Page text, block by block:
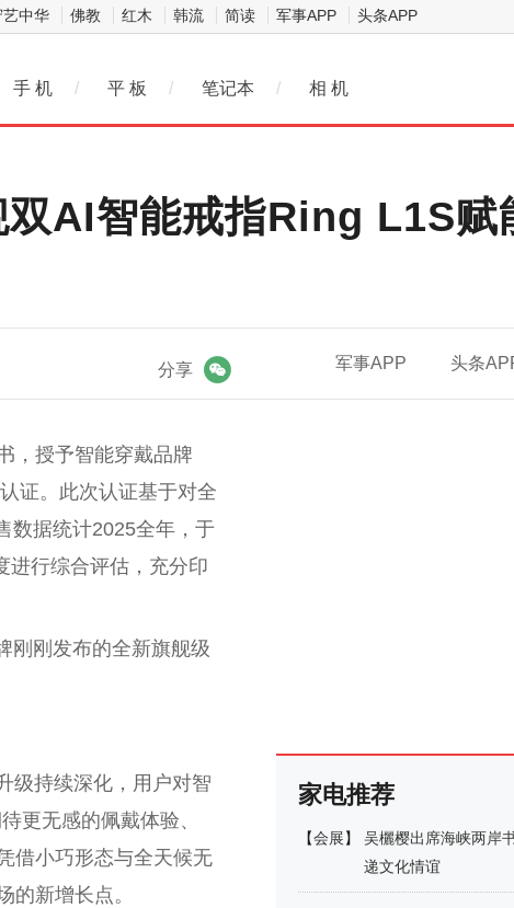
艺中华 佛教 红木 韩流 简读 军事APP 头条APP
手 机 / 平 板 / 笔记本 / 相 机
AI智能戒指Ring L1S赋
军事APP 头条
分享
，授予智能穿戴品牌
证。此次认证基于对全
数据统计2025全年，于
进行综合评估，充分印
刚刚发布的全新旗舰级
级持续深化，用户对智
更无感的佩戴体验、
借小巧形态与全天候无
的新增长点。
家电推荐
【会展】
吴欐樱出席海峡两岸
递文化情谊